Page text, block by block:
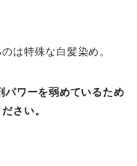
は特殊な白髪染め。
ワーを弱めているため
さい。